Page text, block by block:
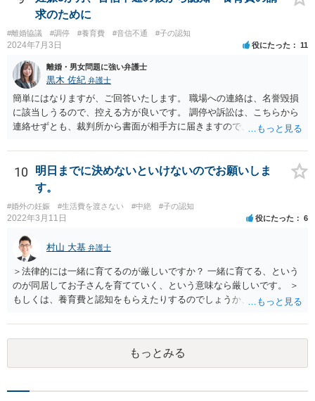
多いかと思います。
求のために
#離婚協議 #調停 #養育費 #音信不通 #子の認知
2024年7月3日 役にたった 11
離婚・男女問題に強い弁護士
黒木 佐紀 弁護士
簡単にはなりますが、ご回答いたします。 職場への連絡は、名誉毀損
に該当しうるので、控える方が良いです。 調停や訴訟は、こちらから
連絡せずとも、裁判所から書面が相手方に届きますので、連絡不要で
いのであれば、調停や訴訟をするしかないかと思います。
10
明日までに決めないといけないのでお願いしま
す。
#婚外の妊娠 #生活費を渡さない #中絶 #子の認知
2022年3月11日 役にたった 6
村山 大基 弁護士
＞法律的には一緒に育てるのが厳しいですか？ 一緒に育てる、という
のが同居してお子さんを育てていく、という意味なら厳しいです。 ＞
もしくは、養育費と認知をもらえたりするのでしょうか、 相手が認知
す。 また、認知されたことを前提に、父親として子を養う義務があり
ますので、 養育費を請求できます。 ただ、極端な話相手に収入がなか
ったり、行方不明だったりすると、実際上の回収が難しい可能性はあ
ります。
もっとみる